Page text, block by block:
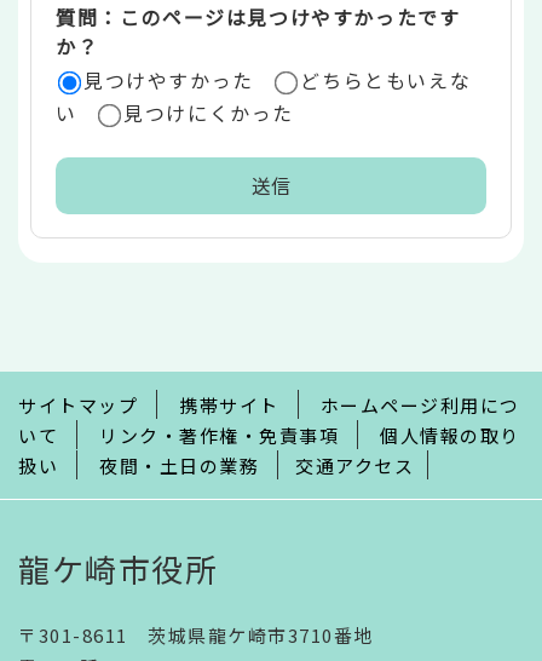
質問：このページは見つけやすかったです
か？
見つけやすかった
どちらともいえな
い
見つけにくかった
で
サイトマップ 携帯サイト
ホームページ利用につ
いて
リンク・著作権・免責事項
個人情報の取り
扱い
夜間・土日の業務 交通アクセス
龍ケ崎市役所
〒301-8611 茨城県龍ケ崎市3710番地